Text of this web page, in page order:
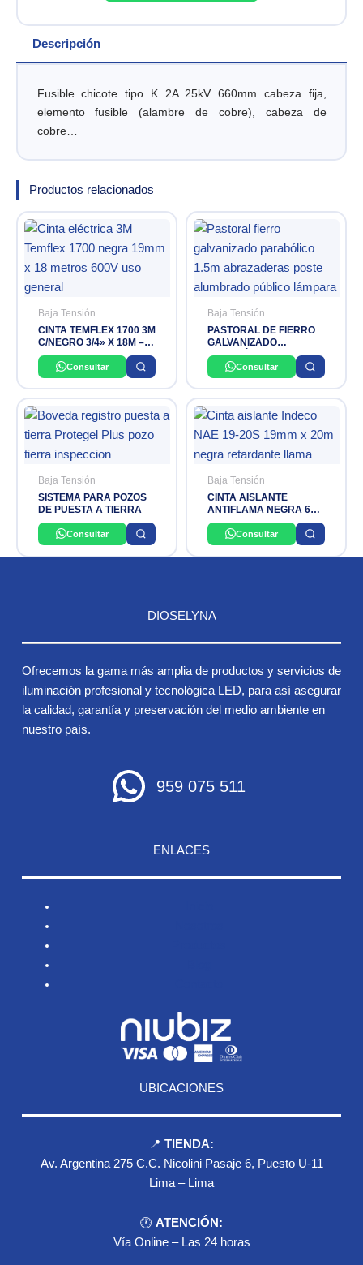
Descripción
Fusible chicote tipo K 2A 25kV 660mm cabeza fija,
elemento fusible (alambre de cobre), cabeza de
cobre…
Productos relacionados
Baja Tensión
CINTA TEMFLEX 1700 3M
C/NEGRO 3/4» X 18M –
NEGRO
Consultar
Baja Tensión
PASTORAL DE FIERRO
GALVANIZADO
PARABÓLICO DE 1,5
MTS. CON
ABRAZADERAS
NACIONAL
Consultar
Baja Tensión
SISTEMA PARA POZOS
DE PUESTA A TIERRA
Consultar
Baja Tensión
CINTA AISLANTE
ANTIFLAMA NEGRA 600
V 3/4» 20 MTS NEX-TAPE
INDECOConsultar
DIOSELYNA
Ofrecemos la gama más amplia de productos y servicios de
iluminación profesional y tecnológica LED, para así asegurar
la calidad, garantía y preservación del medio ambiente en
nuestro país.
959 075 511
ENLACES
UBICACIONES
📍 TIENDA:
Av. Argentina 275 C.C. Nicolini Pasaje 6, Puesto U-11
Lima – Lima
🕐 ATENCIÓN:
Vía Online – Las 24 horas